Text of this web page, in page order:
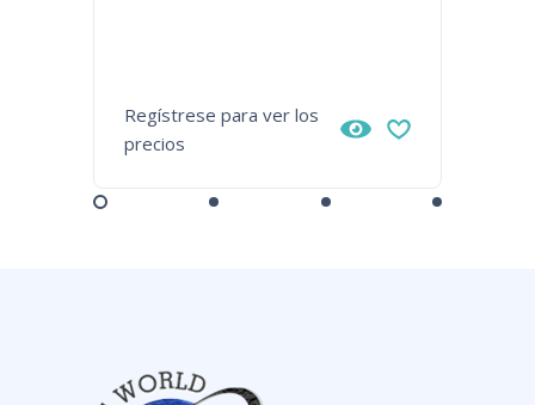
Regístrese para ver los
precios